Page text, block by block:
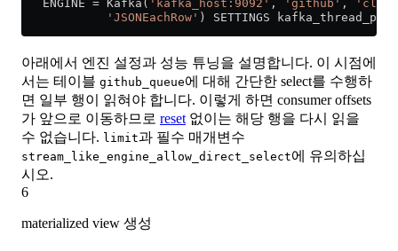
   ENGINE
= Kafka( 'kafka_host:9092' , 'github' ,
            'JSONEachRow'
) SETTINGS
아래에서 엔진 설정과 성능 튜닝을 설명합니다. 이 시점에
서는 테이블 github_queue에 대해 간단한 select를 수행하
면 일부 행이 읽혀야 합니다. 이렇게 하면 consumer offsets
가 앞으로 이동하므로 reset없이는 해당 행을 다시 읽을
수 없습니다. limit과 필수 매개변수
stream_like_engine_allow_direct_select에 유의하십
시오.
6
materialized view 생성